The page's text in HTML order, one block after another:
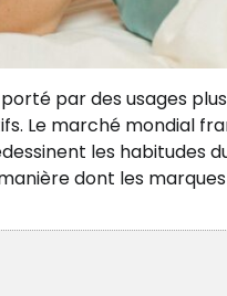
par des usages
Le marché mondial
les habitudes
dont les